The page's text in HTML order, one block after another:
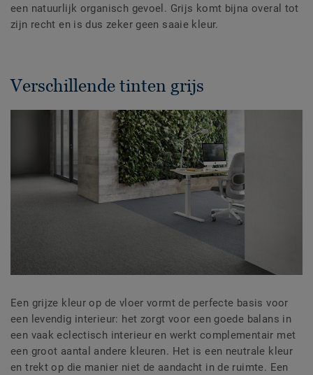
een natuurlijk organisch gevoel. Grijs komt bijna overal tot
zijn recht en is dus zeker geen saaie kleur.
Verschillende tinten grijs
Een grijze kleur op de vloer vormt de perfecte basis voor
een levendig interieur: het zorgt voor een goede balans in
een vaak eclectisch interieur en werkt complementair met
een groot aantal andere kleuren. Het is een neutrale kleur
en trekt op die manier niet de aandacht in de ruimte. Een